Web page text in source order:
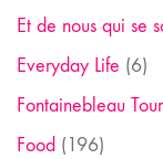
Et de nous qui se
Everyday Life (6)
Fontainebleau
Food (196)